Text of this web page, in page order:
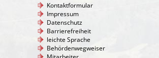
Kontaktformular
Impressum
Datenschutz
Barrierefreiheit
leichte Sprache
Behördenwegweiser